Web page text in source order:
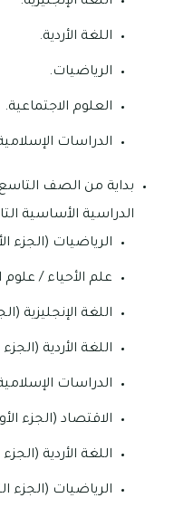
اللغة الأردية.
الرياضيات.
العلوم الاجتماعية.
الدراسات
بداية من الصف
الدراسية الأساسية
الرياضيات (الجزء
علم الأحياء / علوم
اللغة الإنجليزية
اللغة الأردية (الجزء
الدراسات
الاقتصاد (الجزء
اللغة الأردية (الجزء
الرياضيات (الجزء